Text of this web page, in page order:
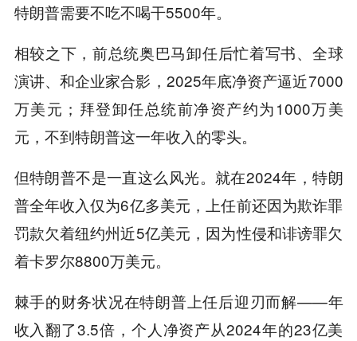
特朗普需要不吃不喝干5500年。
相较之下，前总统奥巴马卸任后忙着写书、全球
演讲、和企业家合影，2025年底净资产逼近7000
万美元；拜登卸任总统前净资产约为1000万美
元，不到特朗普这一年收入的零头。
但特朗普不是一直这么风光。就在2024年，特朗
普全年收入仅为6亿多美元，上任前还因为欺诈罪
罚款欠着纽约州近5亿美元，因为性侵和诽谤罪欠
着卡罗尔8800万美元。
棘手的财务状况在特朗普上任后迎刃而解——年
收入翻了3.5倍，个人净资产从2024年的23亿美